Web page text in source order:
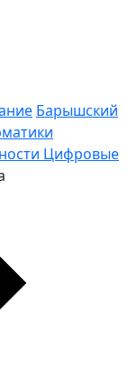
Барышский
Цифровые